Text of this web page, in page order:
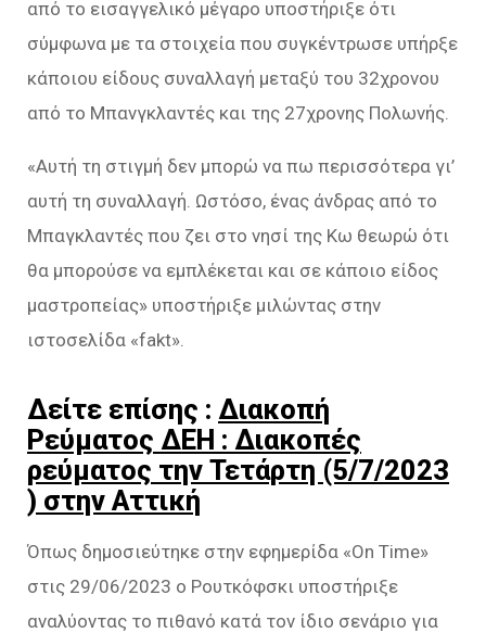
από το εισαγγελικό μέγαρο υποστήριξε ότι
σύμφωνα με τα στοιχεία που συγκέντρωσε υπήρξε
κάποιου είδους συναλλαγή μεταξύ του 32χρονου
από το Μπανγκλαντές και της 27χρονης Πολωνής.
«Αυτή τη στιγμή δεν μπορώ να πω περισσότερα γι’
αυτή τη συναλλαγή. Ωστόσο, ένας άνδρας από το
Μπαγκλαντές που ζει στο νησί της Κω θεωρώ ότι
θα μπορούσε να εμπλέκεται και σε κάποιο είδος
μαστροπείας» υποστήριξε μιλώντας στην
ιστοσελίδα «fakt».
Δείτε επίσης : Διακοπή
Ρεύματος ΔΕΗ : Διακοπές
ρεύματος την Τετάρτη (5/7/2023
) στην Αττική
Όπως δημοσιεύτηκε στην εφημερίδα «On Time»
στις 29/06/2023 ο Ρουτκόφσκι υποστήριξε
αναλύοντας το πιθανό κατά τον ίδιο σενάριο για